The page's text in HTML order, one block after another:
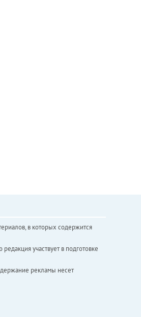
в которых содержится
участвует в подготовке
рекламы несет